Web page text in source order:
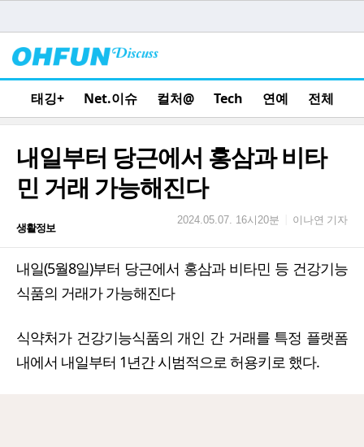
태깅+ Net.이슈 컬처@ Tech 연예 전체
내일부터 당근에서 홍삼과 비타
민 거래 가능해진다
생활정보
2024.05.07. 16시20분 이나연 기자
내일(5월8일)부터 당근에서 홍삼과 비타민 등 건강기능
식품의 거래가 가능해진다
식약처가 건강기능식품의 개인 간 거래를 특정 플랫폼
내에서 내일부터 1년간 시범적으로 허용키로 했다.